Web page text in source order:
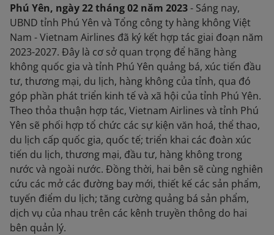
Phú Yên, ngày 22 tháng 02 năm 2023- Sáng nay,
UBND tỉnh Phú Yên và Tổng công ty hàng không Việt
Nam - Vietnam Airlines đã ký kết hợp tác giai đoạn năm
2023-2027. Đây là cơ sở quan trọng để hãng hàng
không quốc gia và tỉnh Phú Yên quảng bá, xúc tiến đầu
tư, thương mại, du lịch, hàng không của tỉnh, qua đó
góp phần phát triển kinh tế và xã hội của tỉnh Phú Yên.
Theo thỏa thuận hợp tác, Vietnam Airlines và tỉnh Phú
Yên sẽ phối hợp tổ chức các sự kiện văn hoá, thể thao,
du lịch cấp quốc gia, quốc tế; triển khai các đoàn xúc
tiến du lịch, thương mại, đầu tư, hàng không trong
nước và ngoài nước. Đồng thời, hai bên sẽ cùng nghiên
cứu các mở các đường bay mới, thiết kế các sản phẩm,
tuyến điểm du lịch; tăng cường quảng bá sản phẩm,
dịch vụ của nhau trên các kênh truyền thông do hai
bên quản lý.